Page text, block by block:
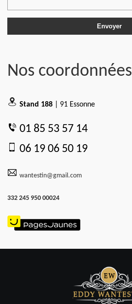
Nos coordonnées
Stand 188 | 91 Essonne
01 85 53 57 14
06 19 06 50 19
wantestin@gmail.com
332 245 950 00024